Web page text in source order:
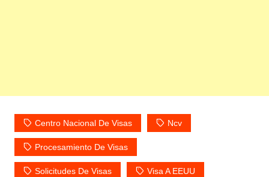
Centro Nacional De Visas Ncv
Procesamiento De Visas
Solicitudes De Visas Visa A EEUU